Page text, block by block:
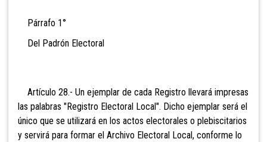
Párrafo 1°
Del Padrón Electoral
Artículo 28.- Un ejemplar de cada Registro llevará impresas
las palabras "Registro Electoral Local". Dicho ejemplar será el
único que se utilizará en los actos electorales o plebiscitarios
y servirá para formar el Archivo Electoral Local, conforme lo